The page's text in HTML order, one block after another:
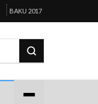
BAKU 2017